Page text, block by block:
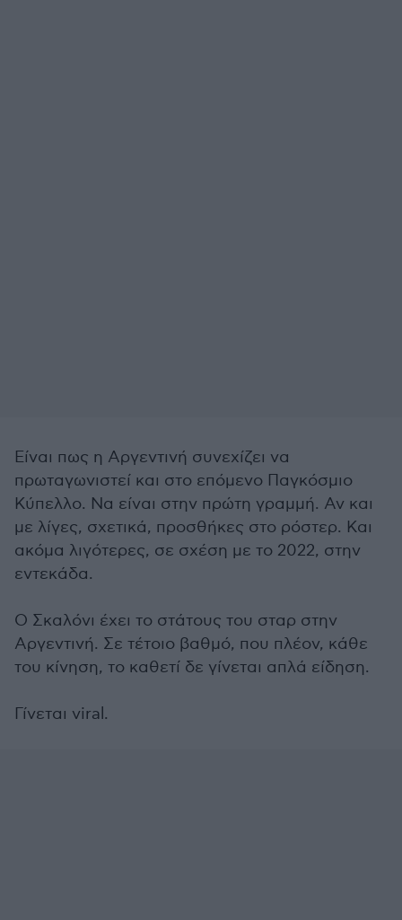
Είναι πως η Αργεντινή συνεχίζει να
πρωταγωνιστεί και στο επόμενο Παγκόσμιο
Κύπελλο. Να είναι στην πρώτη γραμμή. Αν και
με λίγες, σχετικά, προσθήκες στο ρόστερ. Και
ακόμα λιγότερες, σε σχέση με το 2022, στην
εντεκάδα.
Ο Σκαλόνι έχει το στάτους του σταρ στην
Αργεντινή. Σε τέτοιο βαθμό, που πλέον, κάθε
του κίνηση, το καθετί δε γίνεται απλά είδηση.
Γίνεται viral.